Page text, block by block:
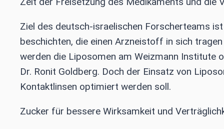
Ziel des deutsch-israelischen Forscherteams
beschichten, die einen Arzneistoff in sich
werden die Liposomen am Weizmann Institute
Dr. Ronit Goldberg. Doch der Einsatz von
Kontaktlinsen optimiert werden soll.
Zucker für bessere Wirksamkeit und